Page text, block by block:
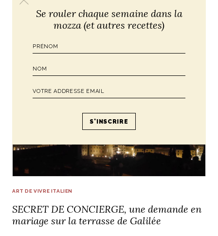
SECRET DE CONCIERGE, DEMANDE
EN MARIAGE À FLORENCE AU
COUCHER DU SOLEIL
ART DE VIVRE ITALIEN
SECRET DE CONCIERGE, une demande en
mariage sur la terrasse de Galilée
Se rouler chaque semaine dans la
mozza (et autres recettes)